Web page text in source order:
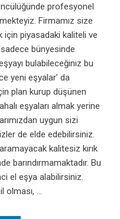
profesyonel
Firmamız size
için piyasadaki kaliteli ve
bünyesinde
bulabileceğiniz bu
yeni eşyalar’ da
plan kurup düşünen
eşyaları almak yerine
uygun sizi
de elde edebilirsiniz.
kalitesiz kırık
barındırmamaktadır. Bu
el eşya alabilirsiniz.
olması, ...